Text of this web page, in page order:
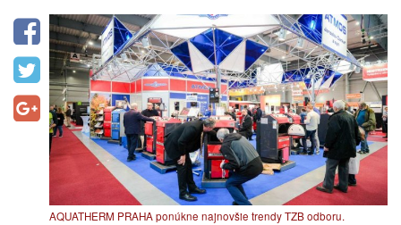
AQUATHERM PRAHA ponúkne najnovšie trendy TZB odboru.